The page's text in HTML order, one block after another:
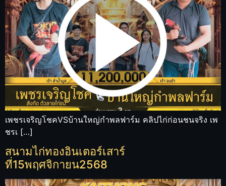
เพชรเจริญโชคVSบ้านใหญ่กำพลฟาร์ม คลิปไก่ก่อนชนจริง เพ
ชรเ […]
สนามไก่ทองอินเตอร์เสาร์
ที่15พฤศจิกายน2568